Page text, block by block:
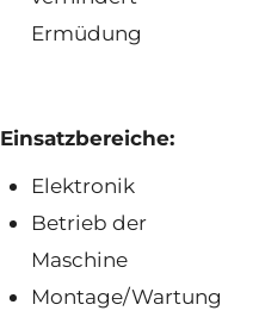
Ermüdung
Einsatzbereiche:
Elektronik
Betrieb der
Maschine
Montage/Wartung